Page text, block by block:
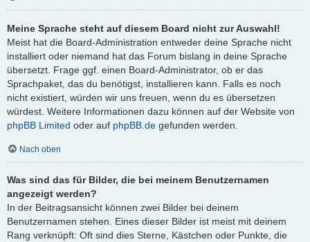
Meine Sprache steht auf diesem Board nicht zur Auswahl!
Meist hat die Board-Administration entweder deine Sprache nicht
installiert oder niemand hat das Forum bislang in deine Sprache
übersetzt. Frage ggf. einen Board-Administrator, ob er das
Sprachpaket, das du benötigst, installieren kann. Falls es noch
nicht existiert, würden wir uns freuen, wenn du es übersetzen
würdest. Weitere Informationen dazu können auf der Website von
phpBB Limited oder auf phpBB.de gefunden werden.
Nach oben
Was sind das für Bilder, die bei meinem Benutzernamen
angezeigt werden?
In der Beitragsansicht können zwei Bilder bei deinem
Benutzernamen stehen. Eines dieser Bilder ist meist mit deinem
Rang verknüpft: Oft sind dies Sterne, Kästchen oder Punkte, die